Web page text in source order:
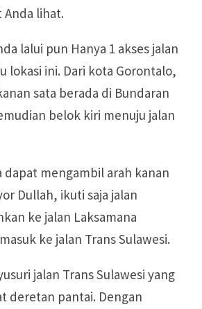
Anda lihat.
lalui pun Hanya 1 akses jalan
lokasi ini. Dari kota Gorontalo,
sata berada di Bundaran
belok kiri menuju jalan
dapat mengambil arah kanan
Dullah, ikuti saja jalan
ke jalan Laksamana
ke jalan Trans Sulawesi.
jalan Trans Sulawesi yang
deretan pantai. Dengan